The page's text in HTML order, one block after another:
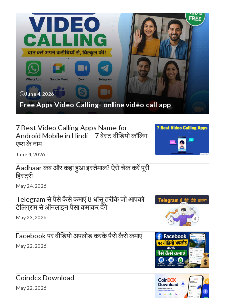
June 4, 2026
Free Apps Video Calling- online video call app
7 Best Video Calling Apps Name for
Android Mobile in Hindi – 7 बेस्ट वीडियो कॉलिंग
एप्स के नाम
June 4, 2026
Aadhaar कब और कहां हुआ इस्तेमाल? ऐसे चेक करें पूरी
हिस्ट्री
May 24, 2026
Telegram से पैसे कैसे कमाएं 8 धांसू तरीके जो आपको
टेलिग्राम से ऑनलाइन पैसा कमाकर देंगे
May 23, 2026
Facebook पर वीडियो अपलोड करके पैसे कैसे कमाएं
May 22, 2026
Coindcx Download
May 22, 2026